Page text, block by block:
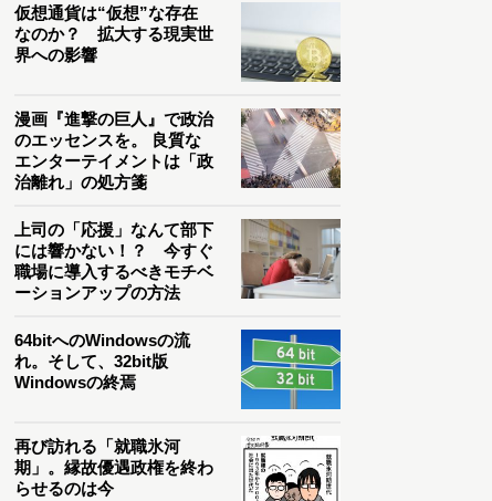
仮想通貨は“仮想”な存在
なのか？ 拡大する現実世
界への影響
漫画『進撃の巨人』で政治
のエッセンスを。 良質な
エンターテイメントは「政
治離れ」の処方箋
上司の「応援」なんて部下
には響かない！？ 今すぐ
職場に導入するべきモチベ
ーションアップの方法
64bitへのWindowsの流
れ。そして、32bit版
Windowsの終焉
再び訪れる「就職氷河
期」。縁故優遇政権を終わ
らせるのは今